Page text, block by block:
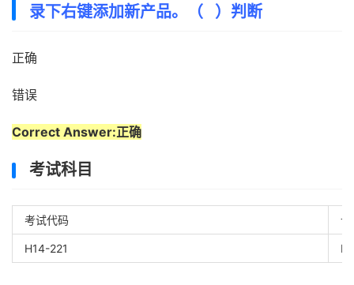
录下右键添加新产品。（ ）判断
正确
错误
Correct Answer:正确
考试科目
考试代码 认
H14-221